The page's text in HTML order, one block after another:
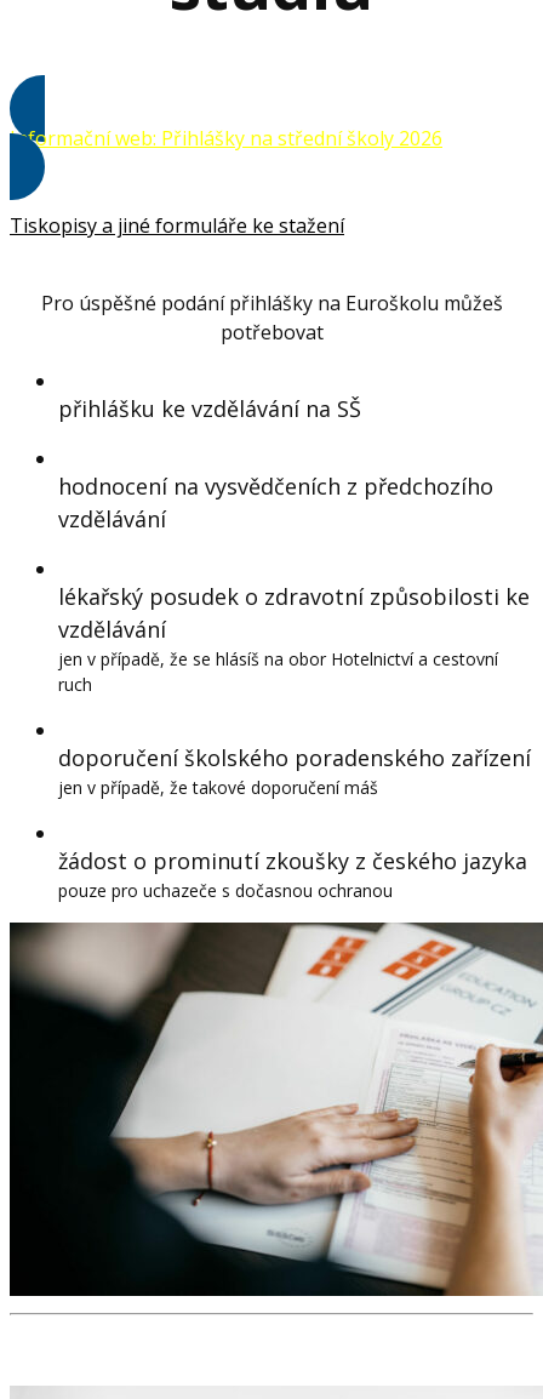
Informační web: Přihlášky na střední školy 2026
Tiskopisy a jiné formuláře ke stažení
Pro úspěšné podání přihlášky na Euroškolu můžeš
potřebovat
přihlášku ke vzdělávání na SŠ
hodnocení na vysvědčeních z předchozího
vzdělávání
lékařský posudek o zdravotní způsobilosti ke
vzdělávání
jen v případě, že se hlásíš na obor Hotelnictví a cestovní
ruch
doporučení školského poradenského zařízení
jen v případě, že takové doporučení máš
žádost o prominutí zkoušky z českého jazyka
pouze pro uchazeče s dočasnou ochranou